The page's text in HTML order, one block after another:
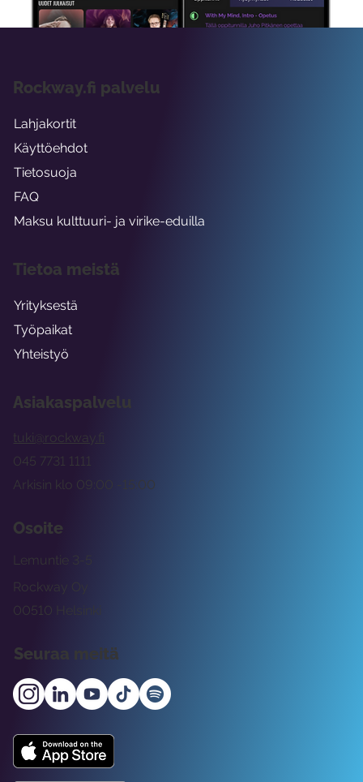
Asiakaspalvelu
tuki@rockway.fi
Arkisin klo 09:00 -15:00
045 7731 1111
Osoite
Rockway Oy
Lemuntie 3-5
00510 Helsinki
Seuraa meitä
Rockway.fi palvelu
Lahjakortit
Käyttöehdot
Tietosuoja
FAQ
Maksu kulttuuri- ja virike-eduilla
Tietoa meistä
Yrityksestä
Työpaikat
Yhteistyö